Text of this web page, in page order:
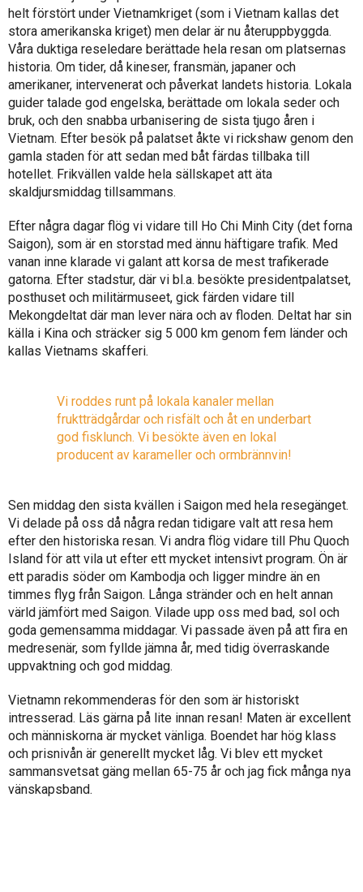
helt förstört under Vietnamkriget (som i Vietnam kallas det
stora amerikanska kriget) men delar är nu återuppbyggda.
Våra duktiga reseledare berättade hela resan om platsernas
historia. Om tider, då kineser, fransmän, japaner och
amerikaner, intervenerat och påverkat landets historia. Lokala
guider talade god engelska, berättade om lokala seder och
bruk, och den snabba urbanisering de sista tjugo åren i
Vietnam. Efter besök på palatset åkte vi rickshaw genom den
gamla staden för att sedan med båt färdas tillbaka till
hotellet. Frikvällen valde hela sällskapet att äta
skaldjursmiddag tillsammans.
Efter några dagar flög vi vidare till Ho Chi Minh City (det forna
Saigon), som är en storstad med ännu häftigare trafik. Med
vanan inne klarade vi galant att korsa de mest trafikerade
gatorna. Efter stadstur, där vi bl.a. besökte presidentpalatset,
posthuset och militärmuseet, gick färden vidare till
Mekongdeltat där man lever nära och av floden. Deltat har sin
källa i Kina och sträcker sig 5 000 km genom fem länder och
kallas Vietnams skafferi.
Vi roddes runt på lokala kanaler mellan
fruktträdgårdar och risfält och åt en underbart
god fisklunch. Vi besökte även en lokal
producent av karameller och ormbrännvin!
Sen middag den sista kvällen i Saigon med hela resegänget.
Vi delade på oss då några redan tidigare valt att resa hem
efter den historiska resan. Vi andra flög vidare till Phu Quoch
Island för att vila ut efter ett mycket intensivt program. Ön är
ett paradis söder om Kambodja och ligger mindre än en
timmes flyg från Saigon. Långa stränder och en helt annan
värld jämfört med Saigon. Vilade upp oss med bad, sol och
goda gemensamma middagar. Vi passade även på att fira en
medresenär, som fyllde jämna år, med tidig överraskande
uppvaktning och god middag.
Vietnamn rekommenderas för den som är historiskt
intresserad. Läs gärna på lite innan resan! Maten är excellent
och människorna är mycket vänliga. Boendet har hög klass
och prisnivån är generellt mycket låg. Vi blev ett mycket
sammansvetsat gäng mellan 65-75 år och jag fick många nya
vänskapsband.